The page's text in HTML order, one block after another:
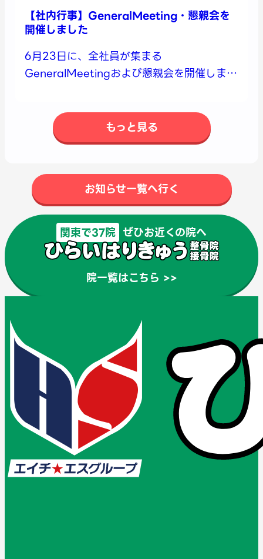
【社内行事】GeneralMeeting・懇親会を
開催しました
6月23日に、全社員が集まる
GeneralMeetingおよび懇親会を開催しまし
もっと見る
お知らせ一覧へ行く
関東で37院 ぜひお近くの院へ
院一覧はこちら >>